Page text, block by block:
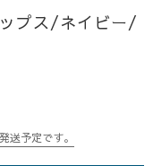
せんか？ 服って
すよね😣💦 そ
プス/ネイビー/
送予定です。